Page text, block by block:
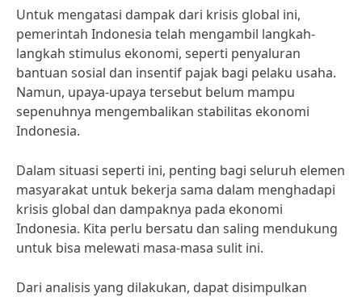
Untuk mengatasi dampak dari krisis global ini,
pemerintah Indonesia telah mengambil langkah-
langkah stimulus ekonomi, seperti penyaluran
bantuan sosial dan insentif pajak bagi pelaku usaha.
Namun, upaya-upaya tersebut belum mampu
sepenuhnya mengembalikan stabilitas ekonomi
Indonesia.
Dalam situasi seperti ini, penting bagi seluruh elemen
masyarakat untuk bekerja sama dalam menghadapi
krisis global dan dampaknya pada ekonomi
Indonesia. Kita perlu bersatu dan saling mendukung
untuk bisa melewati masa-masa sulit ini.
Dari analisis yang dilakukan, dapat disimpulkan